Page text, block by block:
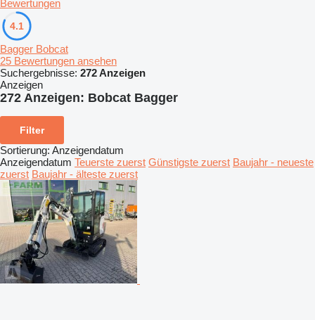
Bewertungen
4.1
Bagger Bobcat
25 Bewertungen ansehen
Suchergebnisse: 272 Anzeigen
Anzeigen
272 Anzeigen: Bobcat Bagger
Filter
Sortierung: Anzeigendatum
Anzeigendatum Teuerste zuerst Günstigste zuerst Baujahr - neueste
zuerst Baujahr - älteste zuerst